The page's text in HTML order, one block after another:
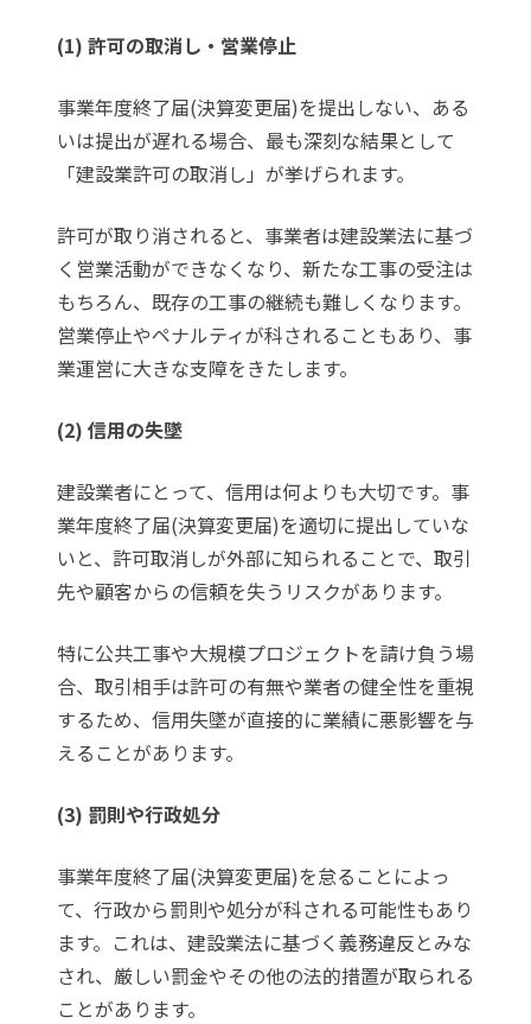
(1) 許可の取消し・営業停止
事業年度終了届(決算変更届)を提出しない、ある
いは提出が遅れる場合、最も深刻な結果として
「建設業許可の取消し」が挙げられます。
許可が取り消されると、事業者は建設業法に基づ
く営業活動ができなくなり、新たな工事の受注は
もちろん、既存の工事の継続も難しくなります。
営業停止やペナルティが科されることもあり、事
業運営に大きな支障をきたします。
(2) 信用の失墜
建設業者にとって、信用は何よりも大切です。事
業年度終了届(決算変更届)を適切に提出していな
いと、許可取消しが外部に知られることで、取引
先や顧客からの信頼を失うリスクがあります。
特に公共工事や大規模プロジェクトを請け負う場
合、取引相手は許可の有無や業者の健全性を重視
するため、信用失墜が直接的に業績に悪影響を与
えることがあります。
(3) 罰則や行政処分
事業年度終了届(決算変更届)を怠ることによっ
て、行政から罰則や処分が科される可能性もあり
ます。これは、建設業法に基づく義務違反とみな
され、厳しい罰金やその他の法的措置が取られる
ことがあります。